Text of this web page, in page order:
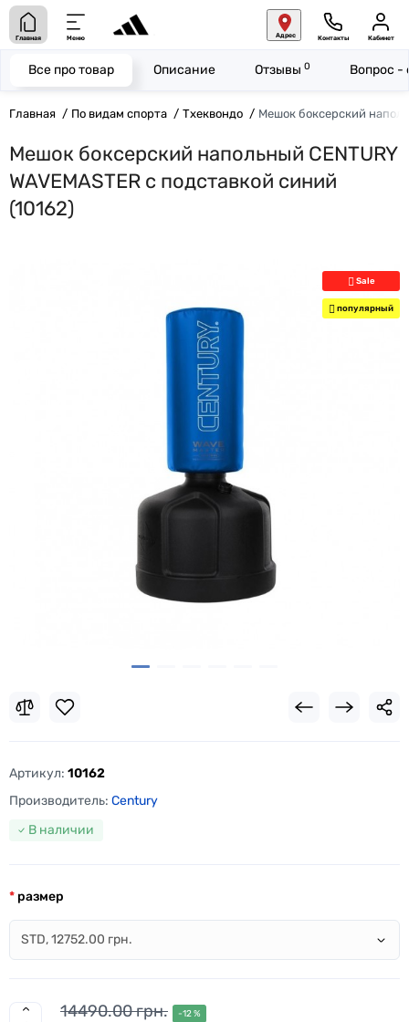
Главная Меню Адрес Контакты Кабинет
Главная По видам спорта Тхеквондо Мешок боксерский
Мешок боксерский напольный CENTURY
WAVEMASTER с подставкой синий
(10162)
Все про товар Описание Отзывы 0 Вопрос -
Sale
популярный
Артикул: 10162
Производитель: Century
В наличии
размер
14490.00 грн. -12 %